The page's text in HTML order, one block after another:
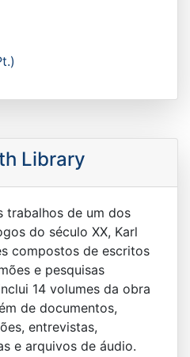
Library
trabalhos de um dos
do século XX, Karl
compostos de escritos
e pesquisas
14 volumes da obra
de documentos,
entrevistas,
e arquivos de áudio.